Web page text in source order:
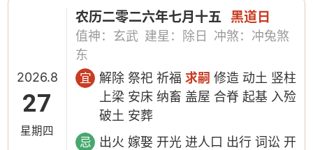
2026.8
27
星期四
农历二零二六年七月十五 黑道日
值神：玄武 建星：除日
冲煞：冲兔煞
东
宜 解除 祭祀 祈福求嗣 修造 动土 竖柱
上梁 安床 纳畜 盖屋 合脊 起基 入殓
破土 安葬
忌
出火 嫁娶 开光 进人口 出行 词讼 开